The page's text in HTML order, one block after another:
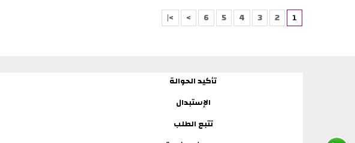
1
2
3
4
5
6
>
>|
تأكيد الحوالة
الإستبدال
تتبع الطلب